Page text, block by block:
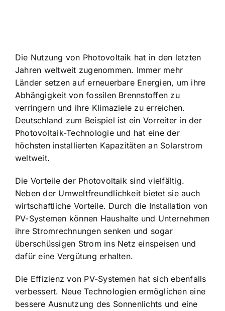
Die Nutzung von Photovoltaik hat in den letzten
Jahren weltweit zugenommen. Immer mehr
Länder setzen auf erneuerbare Energien, um ihre
Abhängigkeit von fossilen Brennstoffen zu
verringern und ihre Klimaziele zu erreichen.
Deutschland zum Beispiel ist ein Vorreiter in der
Photovoltaik-Technologie und hat eine der
höchsten installierten Kapazitäten an Solarstrom
weltweit.
Die Vorteile der Photovoltaik sind vielfältig.
Neben der Umweltfreundlichkeit bietet sie auch
wirtschaftliche Vorteile. Durch die Installation von
PV-Systemen können Haushalte und Unternehmen
ihre Stromrechnungen senken und sogar
überschüssigen Strom ins Netz einspeisen und
dafür eine Vergütung erhalten.
Die Effizienz von PV-Systemen hat sich ebenfalls
verbessert. Neue Technologien ermöglichen eine
bessere Ausnutzung des Sonnenlichts und eine